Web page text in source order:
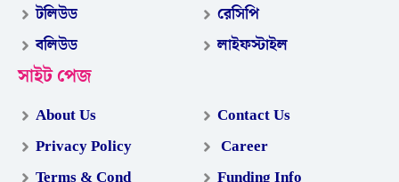
টলিউড
বলিউড
রেসিপি
লাইফস্টাইল
সাইট পেজ
About Us
Privacy Policy
Contact Us
Career